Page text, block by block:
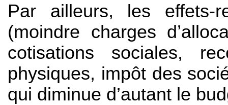
Par ailleurs, les effets-
(moindre charges
cotisations sociales,
physiques, impôt des
qui diminue d’autant le